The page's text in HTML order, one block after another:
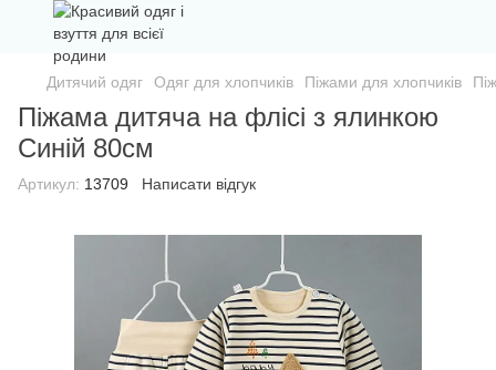
Дитячий одяг Одяг для хлопчиків Піжами для хлопчиків
Піжама дитяча на флісі з ялинкою
Синій 80см
Артикул: 13709 Написати відгук